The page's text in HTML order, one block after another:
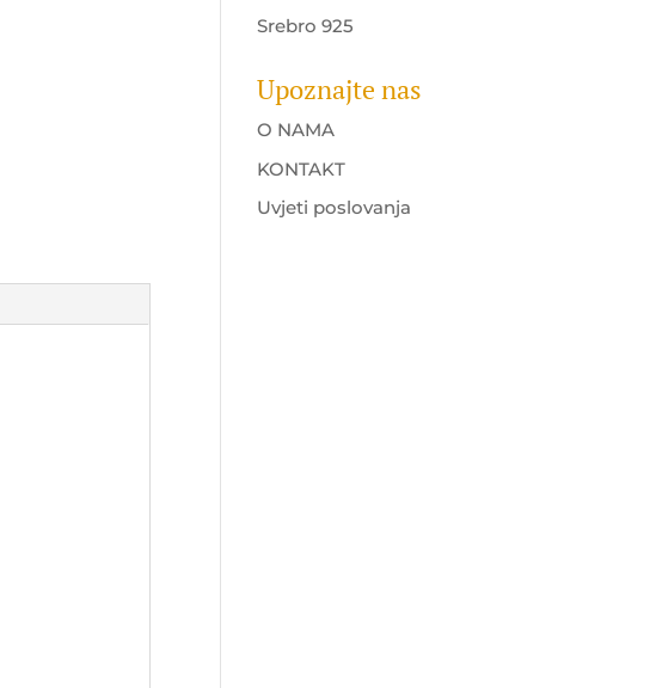
Srebro 925
Upoznajte nas
O NAMA
KONTAKT
Uvjeti poslovanja